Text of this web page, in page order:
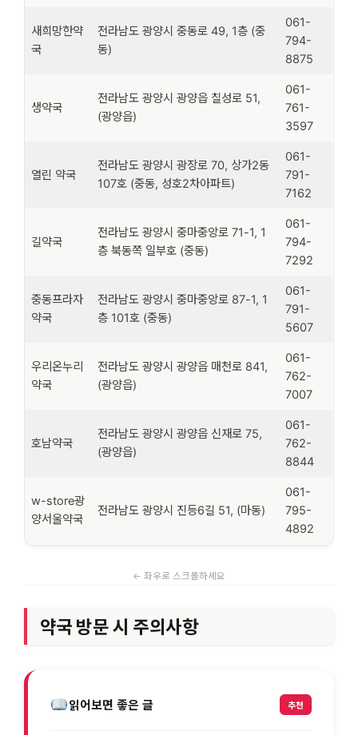
새희망한약
국
전라남도 광양시 중동로 49, 1층 (중
동)
061-
794-
8875
생약국
전라남도 광양시 광양읍 칠성로 51,
(광양읍)
061-
761-
3597
열린 약국
전라남도 광양시 광장로 70, 상가2동
107호 (중동, 성호2차아파트)
061-
791-
7162
길약국
전라남도 광양시 중마중앙로 71-1, 1
층 북동쪽 일부호 (중동)
061-
794-
7292
중동프라자
약국
전라남도 광양시 중마중앙로 87-1, 1
층 101호 (중동)
061-
791-
5607
우리온누리
약국
전라남도 광양시 광양읍 매천로 841,
(광양읍)
061-
762-
7007
호남약국
전라남도 광양시 광양읍 신재로 75,
(광양읍)
061-
762-
8844
w-store광
양서울약국
전라남도 광양시 진등6길 51, (마동)
061-
795-
4892
약국 방문 시 주의사항
읽어보면 좋은 글 추천